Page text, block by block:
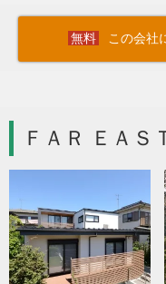
この会社
ＦＡＲ ＥＡ